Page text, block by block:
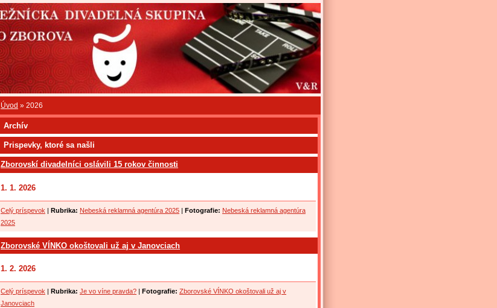
Úvod » 2026
Archív
Prispevky, ktoré sa našli
Zborovskí divadelníci oslávili 15 rokov činnosti
1. 1. 2026
Celý príspevok | Rubrika: Nebeská reklamná agentúra 2025 | Fotografie: Nebeská reklamná agentúra
2025
Zborovské VÍNKO okoštovali už aj v Janovciach
1. 2. 2026
Celý príspevok Rubrika: Je vo víne pravda? Fotografie: Zborovské VÍNKO okoštovali už aj v
Janovciach